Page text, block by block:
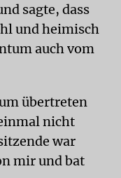
sagte, dass
und heimisch
auch vom
übertreten
nicht
war
mir und bat